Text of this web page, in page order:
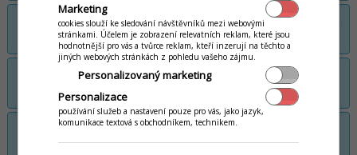
Kampaň: Slevový kupón (scénář: 10% sleva
na všechny online objednávky burgerů)
Kampaň: Akce 2+1 (scénař: 2x Pizza + 1x
Cola/Pepsi zdarma)
Kampaň: Akce 2+1 (scénař: 3 Pizzy + 1 Pizza
zdarma)
Marketing
cookies slouží ke sledování návštěvníků mezi webovými
stránkami. Účelem je zobrazení relevatních reklam, které jsou
hodnotnější pro vás a tvůrce reklam, kteří inzerují na těchto a
jiných webových stránkách z pohledu vašeho zájmu.
Personalizovaný marketing
Personalizace
používání služeb a nastavení pouze pro vás, jako jazyk,
komunikace textová s obchodníkem, technikem.